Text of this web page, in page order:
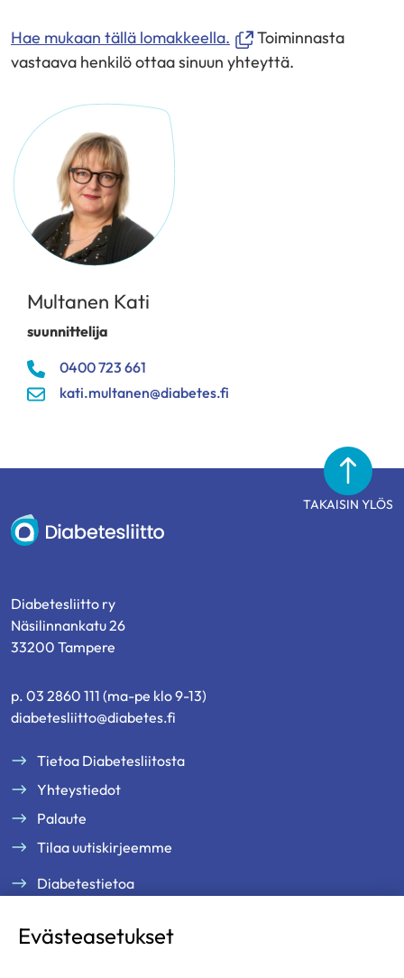
Hae mukaan tällä lomakkeella. (avautuu
uuteen
Toiminnasta
vastaava henkilö ottaa sinuun yhteyttä.
Multanen Kati
suunnittelija
0400 723 661
kati.multanen@diabetes.fi
TAKAISIN YLÖS
Diabetesliitto
Diabetesliitto ry
Näsilinnankatu 26
33200 Tampere
p. 03 2860 111 (ma-pe klo 9-13)
diabetesliitto@diabetes.fi
Tietoa Diabetesliitosta
Yhteystiedot
Palaute
Tilaa uutiskirjeemme
Diabetestietoa
Jäsenille
Evästeasetukset